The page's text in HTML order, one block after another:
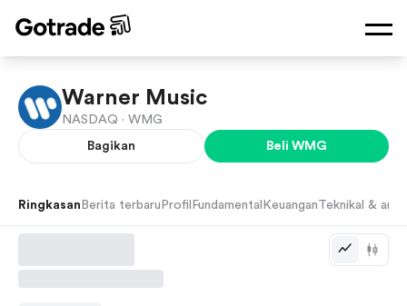
Warner Music
NASDAQ · WMG
Bagikan Beli WMG
Ringkasan Berita terbaru Profil Fundamental Keuangan Teknikal &